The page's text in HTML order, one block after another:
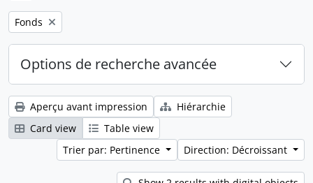
Remove filter:
Fonds
Options de recherche avancée
Aperçu avant impression
Hiérarchie
Card view
Table view
Trier par: Pertinence
Direction: Décroissant